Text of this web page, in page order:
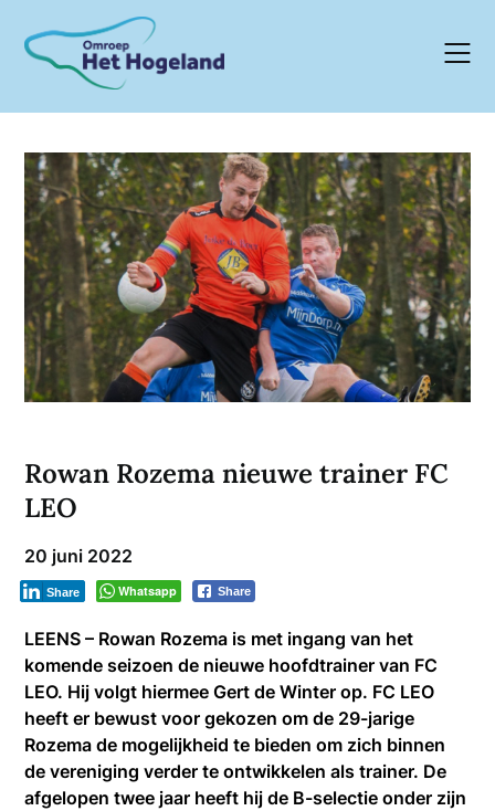
content
Rowan Rozema nieuwe trainer FC
LEO
20 juni 2022
Whatsapp Share
Share
LEENS – Rowan Rozema is met ingang van het
komende seizoen de nieuwe hoofdtrainer van FC
LEO. Hij volgt hiermee Gert de Winter op. FC LEO
heeft er bewust voor gekozen om de 29-jarige
Rozema de mogelijkheid te bieden om zich binnen
de vereniging verder te ontwikkelen als trainer. De
afgelopen twee jaar heeft hij de B-selectie onder zijn